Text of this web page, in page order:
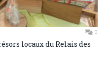
0
locaux du Relais des